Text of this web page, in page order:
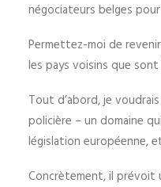
négociateurs belges
Permettez-moi de
les pays voisins que
Tout d’abord, je
policière – un domaine
législation européenne,
Concrètement, il prévoit